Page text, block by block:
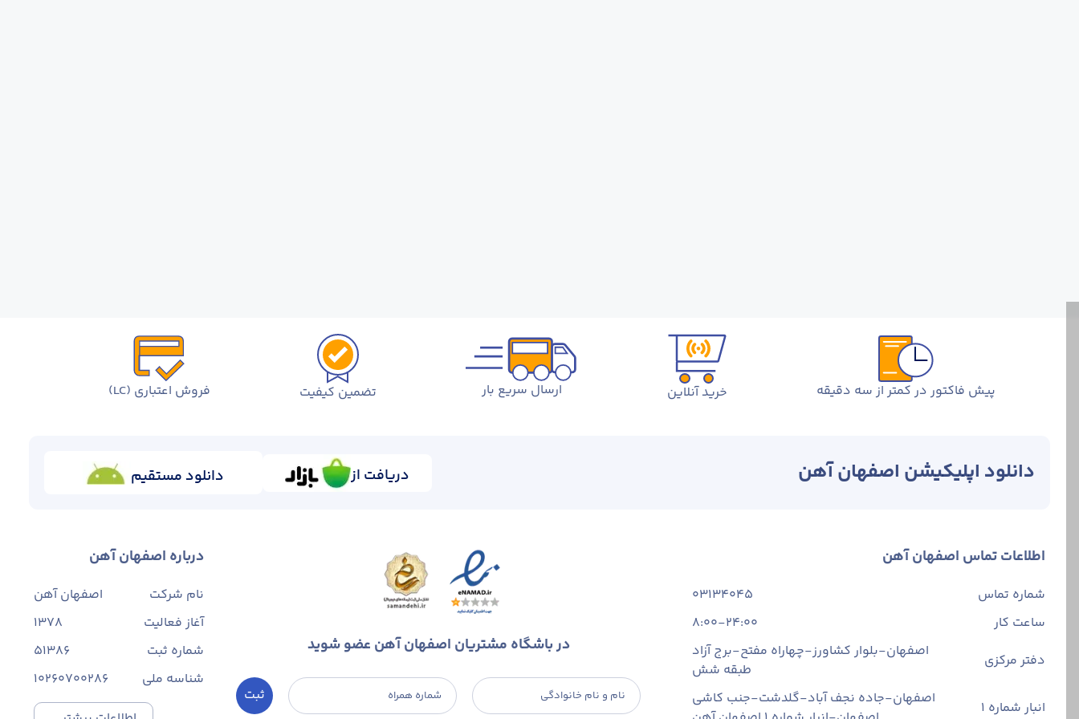
پیش فاکتور در کمتر از سه دقیقه خرید آنلاین ارسال سریع بار تضمین کیفیت فروش اعتباری (LC)
دانلود اپلیکیشن اصفهان آهن دریافت از دانلود مستقیم
اطلاعات تماس اصفهان آهن
شماره تماس
03134045
ساعت کار
8:00-24:00
دفتر مرکزی
اصفهان-بلوار کشاورز-چهاراه مفتح-برج آزاد
طبقه شش
انبار شماره 1
اصفهان-جاده نجف آباد-گلدشت-جنب کاشی
در باشگاه مشتریان اصفهان آهن عضو شوید
نام و نام خانوادگی شماره همراه ثبت
درباره اصفهان آهن
نام شرکت
اصفهان آهن
آغاز فعالیت
1378
شماره ثبت
۵۱۳۸۶
شناسه ملی
10260700286